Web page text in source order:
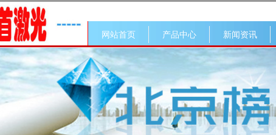
网站首页 产品中心 新闻资讯